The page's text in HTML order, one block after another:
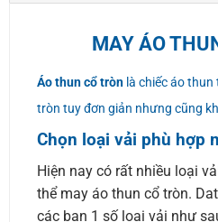
MAY ÁO
Áo thun cổ trònlà chiếc áo thun
tròn tuy đơn giản nhưng cũng
Chọn loại vải phù hợp
Hiện nay có rất nhiều loại
thể may áo thun cổ tròn.
các bạn 1 số loại vải như